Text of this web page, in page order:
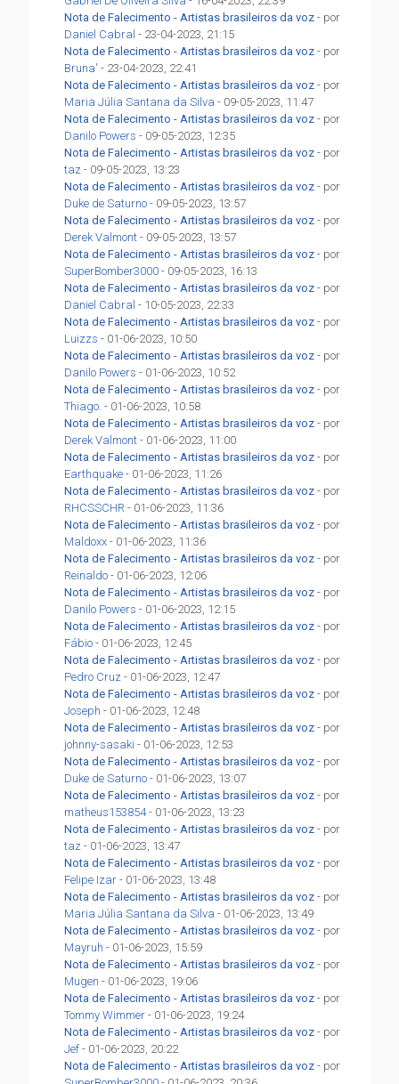
Nota de Falecimento - Artistas brasileiros da voz - por
Daniel Cabral - 23-04-2023, 21:15
Nota de Falecimento - Artistas brasileiros da voz - por
Bruna' - 23-04-2023, 22:41
Nota de Falecimento - Artistas brasileiros da voz - por
Maria Júlia Santana da Silva - 09-05-2023, 11:47
Nota de Falecimento - Artistas brasileiros da voz - por
Danilo Powers - 09-05-2023, 12:35
Nota de Falecimento - Artistas brasileiros da voz - por
taz - 09-05-2023, 13:23
Nota de Falecimento - Artistas brasileiros da voz - por
Duke de Saturno - 09-05-2023, 13:57
Nota de Falecimento - Artistas brasileiros da voz - por
Derek Valmont - 09-05-2023, 13:57
Nota de Falecimento - Artistas brasileiros da voz - por
SuperBomber3000 - 09-05-2023, 16:13
Nota de Falecimento - Artistas brasileiros da voz - por
Daniel Cabral - 10-05-2023, 22:33
Nota de Falecimento - Artistas brasileiros da voz - por
Luizzs - 01-06-2023, 10:50
Nota de Falecimento - Artistas brasileiros da voz - por
Danilo Powers - 01-06-2023, 10:52
Nota de Falecimento - Artistas brasileiros da voz - por
Thiago. - 01-06-2023, 10:58
Nota de Falecimento - Artistas brasileiros da voz - por
Derek Valmont - 01-06-2023, 11:00
Nota de Falecimento - Artistas brasileiros da voz - por
Earthquake - 01-06-2023, 11:26
Nota de Falecimento - Artistas brasileiros da voz - por
RHCSSCHR - 01-06-2023, 11:36
Nota de Falecimento - Artistas brasileiros da voz - por
Maldoxx - 01-06-2023, 11:36
Nota de Falecimento - Artistas brasileiros da voz - por
Reinaldo - 01-06-2023, 12:06
Nota de Falecimento - Artistas brasileiros da voz - por
Danilo Powers - 01-06-2023, 12:15
Nota de Falecimento - Artistas brasileiros da voz - por
Fábio - 01-06-2023, 12:45
Nota de Falecimento - Artistas brasileiros da voz - por
Pedro Cruz - 01-06-2023, 12:47
Nota de Falecimento - Artistas brasileiros da voz - por
Joseph - 01-06-2023, 12:48
Nota de Falecimento - Artistas brasileiros da voz - por
johnny-sasaki - 01-06-2023, 12:53
Nota de Falecimento - Artistas brasileiros da voz - por
Duke de Saturno - 01-06-2023, 13:07
Nota de Falecimento - Artistas brasileiros da voz - por
matheus153854- 01-06-2023, 13:23
Nota de Falecimento - Artistas brasileiros da voz - por
taz - 01-06-2023, 13:47
Nota de Falecimento - Artistas brasileiros da voz - por
Felipe Izar - 01-06-2023, 13:48
Nota de Falecimento - Artistas brasileiros da voz - por
Maria Júlia Santana da Silva - 01-06-2023, 13:49
Nota de Falecimento - Artistas brasileiros da voz - por
Mayruh - 01-06-2023, 15:59
Nota de Falecimento - Artistas brasileiros da voz - por
Mugen - 01-06-2023, 19:06
Nota de Falecimento - Artistas brasileiros da voz - por
Tommy Wimmer - 01-06-2023, 19:24
Nota de Falecimento - Artistas brasileiros da voz - por
Jef - 01-06-2023, 20:22
Nota de Falecimento - Artistas brasileiros da voz - por